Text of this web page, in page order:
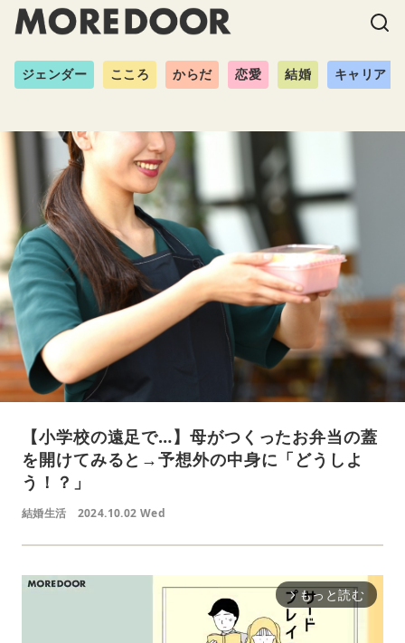
ジェンダー こころ からだ 恋愛 結婚 キャリア
【小学校の遠足で…】母がつくったお弁当の蓋
を開けてみると→予想外の中身に「どうしよ
う！？」
結婚生活 2024.10.02 Wed
arrow_forward_ios もっと読む